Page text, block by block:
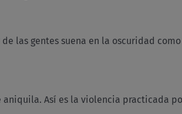
las gentes suena en la oscuridad
Así es la violencia practicada